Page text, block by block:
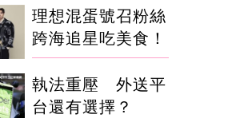
理想混蛋號召粉絲
跨海追星吃美食！
執法重壓 外送平
台還有選擇？